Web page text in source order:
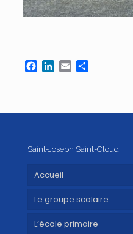
Facebook
LinkedIn
EmailPartager
Saint-Joseph Saint-Cloud
Accueil
Le groupe scolaire
L’école primaire